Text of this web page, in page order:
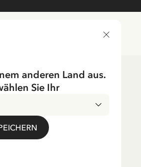
– Kinder
anderen Land aus.
Sie Ihr